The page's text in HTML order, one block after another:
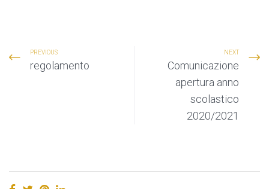
PREVIOUS
regolamento
NEXT
Comunicazione
apertura anno
scolastico
2020/2021